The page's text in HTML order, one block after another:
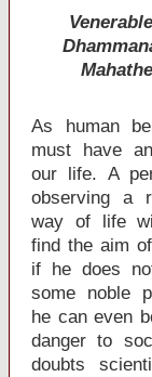
As human
must have
our life. A
observing a
way of life
find the aim
if he does
some noble
he can even
danger to
doubts